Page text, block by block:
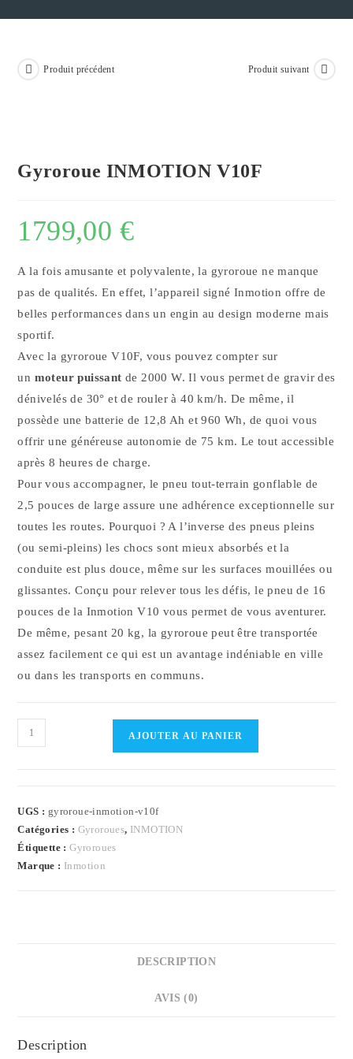
Produit précédent Produit suivant
Gyroroue INMOTION V10F
1799,00 €
A la fois amusante et polyvalente, la gyroroue ne manque
pas de qualités. En effet, l’appareil signé Inmotion offre de
belles performances dans un engin au design moderne mais
sportif.
Avec la gyroroue V10F, vous pouvez compter sur
un moteur puissant de 2000 W. Il vous permet de gravir des
dénivelés de 30° et de rouler à 40 km/h. De même, il
possède une batterie de 12,8 Ah et 960 Wh, de quoi vous
offrir une généreuse autonomie de 75 km. Le tout accessible
après 8 heures de charge.
Pour vous accompagner, le pneu tout-terrain gonflable de
2,5 pouces de large assure une adhérence exceptionnelle sur
toutes les routes. Pourquoi ? A l’inverse des pneus pleins
(ou semi-pleins) les chocs sont mieux absorbés et la
conduite est plus douce, même sur les surfaces mouillées ou
glissantes. Conçu pour relever tous les défis, le pneu de 16
pouces de la Inmotion V10 vous permet de vous aventurer.
De même, pesant 20 kg, la gyroroue peut être transportée
assez facilement ce qui est un avantage indéniable en ville
ou dans les transports en communs.
quantité
de
V10F
AJOUTER AU PANIER
UGS : gyroroue-inmotion-v10f
Catégories : Gyroroues, INMOTION
Étiquette :Gyroroues
Marque : Inmotion
DESCRIPTION
AVIS (0)
Description